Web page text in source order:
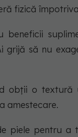
fizică
să nu
obții o textură
amestecare.
piele pentru a